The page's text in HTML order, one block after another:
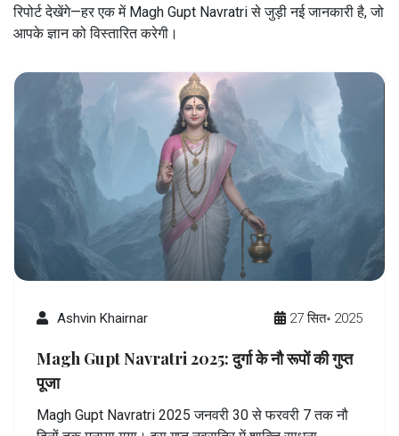
रिपोर्ट देखेंगे—हर एक में Magh Gupt Navratri से जुड़ी नई जानकारी है, जो
आपके ज्ञान को विस्तारित करेगी।
Ashvin Khairnar 27 सित॰ 2025
Magh Gupt Navratri 2025: दुर्गा के नौ रूपों की गुप्त
पूजा
Magh Gupt Navratri 2025 जनवरी 30 से फरवरी 7 तक नौ